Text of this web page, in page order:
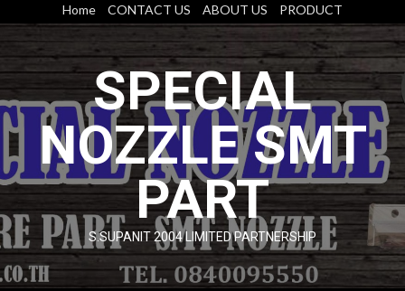
content
Home CONTACT US ABOUT US PRODUCT
SPECIAL
NOZZLE SMT
PART
S.SUPANIT 2004 LIMITED PARTNERSHIP